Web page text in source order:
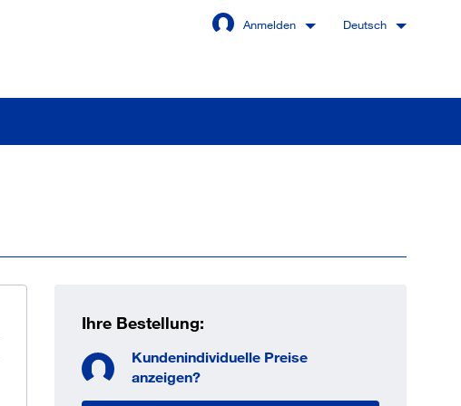
Anmelden
Anmelden
Sie sind noch kein Kunde
Deutsch
Ihre Bestellung:
Kundenindividuelle Preise
anzeigen?